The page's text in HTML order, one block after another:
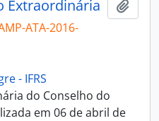
Extraordinária
ATA-2016-
- IFRS
do Conselho do
em 06 de abril de